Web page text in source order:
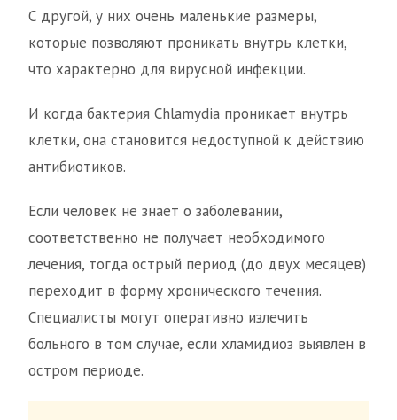
С другой, у них очень маленькие размеры,
которые позволяют проникать внутрь клетки,
что характерно для вирусной инфекции.
И когда бактерия Chlamydia проникает внутрь
клетки, она становится недоступной к действию
антибиотиков.
Если человек не знает о заболевании,
соответственно не получает необходимого
лечения, тогда острый период (до двух месяцев)
переходит в форму хронического течения.
Специалисты могут оперативно излечить
больного в том случае, если хламидиоз выявлен в
остром периоде.